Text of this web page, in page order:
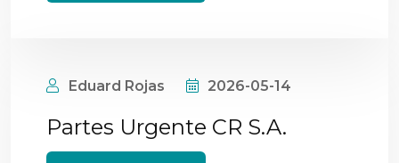
Eduard Rojas 2026-05-14
Partes Urgente CR S.A.